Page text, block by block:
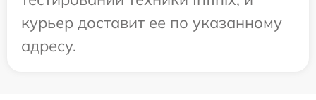
курьер доставит ее по указанному
адресу.